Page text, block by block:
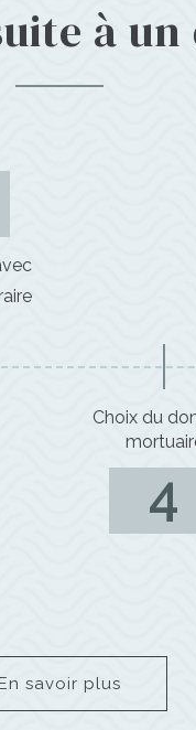
à un
4
Choix du
En savoir plus